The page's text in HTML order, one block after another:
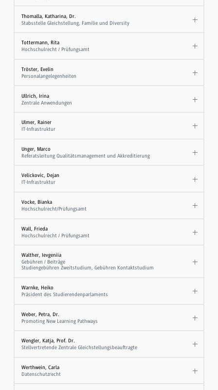
Thomalla, Katharina, Dr.
Stabsstelle Gleichstellung, Familie und Diversity
Tottermann, Rita
Hochschulrecht / Prüfungsamt
Tröster, Evelin
Personalangelegenheiten
Ullrich, Irina
Zentrale Anwendungen
Ulmer, Rainer
IT-Infrastruktur
Unger, Marco
Referatsleitung Qualitätsmanagement und Akkreditierung
Velickovic, Dejan
IT-Infrastruktur
Vocke, Bianka
Hochschulrecht/Prüfungsamt
Wall, Frieda
Hochschulrecht / Prüfungsamt
Walther, Ievgeniia
Gebühren / Beiträge
Studiengebühren Zweitstudium, Gebühren Kontaktstudium
Warnke, Heiko
Präsident des Studierendenparlaments
Weber, Petra, Dr.
Promoting New Learning Pathways
Wengler, Katja, Prof. Dr.
Stellvertretende Zentrale Gleichstellungsbeauftragte
Werthwein, Carla
Datenschutzrecht